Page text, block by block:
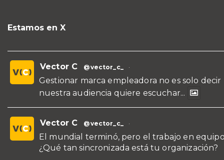
Estamos en X
Vector C @vector_c_ ·
Gestionar marca empleadora no es solo
nuestra audiencia quiere escuchar...
Vector C @vector_c_ ·
El mundial terminó, pero el trabajo en
¿Qué tan sincronizada está tu organización?